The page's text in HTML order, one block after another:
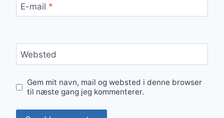
E-mail *
Websted
Gem mit navn, mail og websted i denne browser
til næste gang jeg kommenterer.